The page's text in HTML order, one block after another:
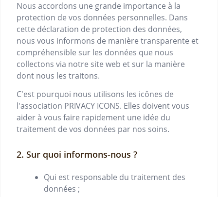
Nous accordons une grande importance à la
protection de vos données personnelles. Dans
cette déclaration de protection des données,
nous vous informons de manière transparente et
compréhensible sur les données que nous
collectons via notre site web et sur la manière
dont nous les traitons.
C'est pourquoi nous utilisons les icônes de
l'association PRIVACY ICONS. Elles doivent vous
aider à vous faire rapidement une idée du
traitement de vos données par nos soins.
Sur quoi informons-nous ?
Qui est responsable du traitement des
données ;